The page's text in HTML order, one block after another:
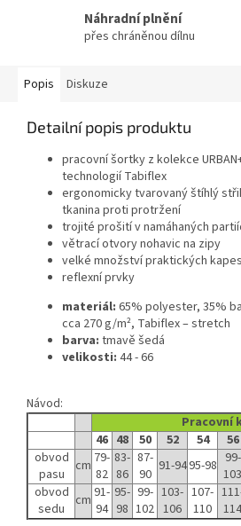
Náhradní plnění
přes chráněnou dílnu
Popis Diskuze
Detailní popis produktu
pracovní šortky z kolekce
technologií Tabiflex
ergonomicky tvarovaný štíhlý
tkanina proti protržení
trojité prošití v namáhaných
větrací otvory nohavic na zipy
velké množství praktických kapes
reflexní prvky
materiál: 65% polyester, 35%
cca 270 g/m², Tabiflex – stretch
barva: tmavě šedá
velikosti: 44 - 66
Návod:
Pracovní
46 48 50 52 54 56
obvod
pasu
cm 79-
82
83-
86
87-
90 91-9495-98 99-
103
obvod
sedu
cm 91-
94
95-
98
99-
102
103-
106
107-
110
114